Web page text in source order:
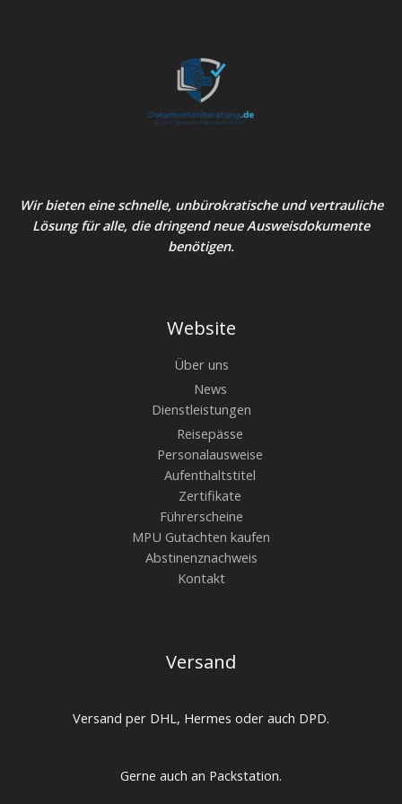
Wir bieten eine schnelle, unbürokratische und vertrauliche
Lösung für alle, die dringend neue Ausweisdokumente
benötigen.
Website
Über uns
News
Dienstleistungen
Reisepässe
Personalausweise
Aufenthaltstitel
Zertifikate
Führerscheine
MPU Gutachten kaufen
Abstinenznachweis
Kontakt
Versand
Versand per DHL, Hermes oder auch DPD.
Gerne auch an Packstation.